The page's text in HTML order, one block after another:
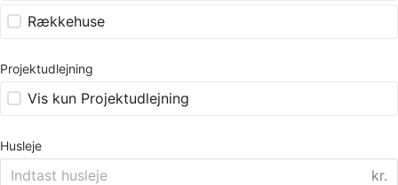
Rækkehuse
Projektudlejning
Vis kun Projektudlejning
Husleje
kr.